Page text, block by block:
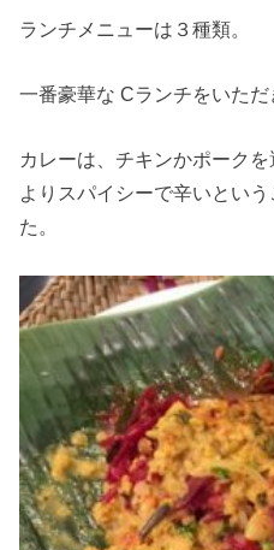
ランチメニューは３種類。
一番豪華な Cランチをいただ
カレーは、チキンかポークを
よりスパイシーで辛いとい
た。